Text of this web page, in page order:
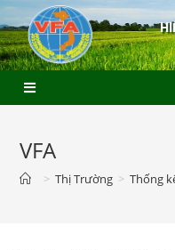
VFA
> Thị Trường > Thống